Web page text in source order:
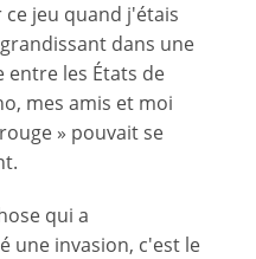
ce jeu quand j'étais
dans une
les États de
mes amis et moi
» pouvait se
qui a
une invasion, c'est le